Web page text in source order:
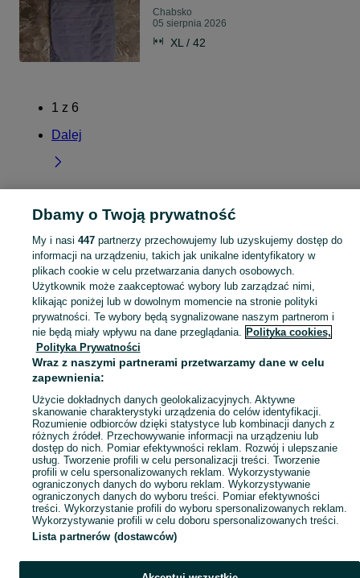
Chabsko
05 sierpnia 2026
XL / 42
1 z 6
Dalej
Strona główna Kujawsko-pomorskie Chabsko
KATEGORIA
Skorzystaj z największego serwisu ogłoszeniowego - Chabsko i okolice! Kupuj to, czego pragniesz i sprzedawaj to, czego już nie potrzebujesz! Zobacz
Mapa kategorii
Mapa miejscowości
Mapa ministron
Popularne wyszukiwania
Dbamy o Twoją prywatność
My i nasi 447partnerzy przechowujemy lub uzyskujemy dostęp do
informacji na urządzeniu, takich jak unikalne identyfikatory w
plikach cookie w celu przetwarzania danych osobowych.
Użytkownik może zaakceptować wybory lub zarządzać nimi,
klikając poniżej lub w dowolnym momencie na stronie polityki
prywatności. Te wybory będą sygnalizowane naszym partnerom i
nie będą miały wpływu na dane przeglądania. Polityka cookies,
Polityka Prywatności
Wraz z naszymi partnerami przetwarzamy dane w celu
zapewnienia:
Użycie dokładnych danych geolokalizacyjnych. Aktywne
skanowanie charakterystyki urządzenia do celów identyfikacji.
Rozumienie odbiorców dzięki statystyce lub kombinacji danych z
różnych źródeł. Przechowywanie informacji na urządzeniu lub
dostęp do nich. Pomiar efektywności reklam. Rozwój i ulepszanie
usług. Tworzenie profili w celu personalizacji treści. Tworzenie
profili w celu spersonalizowanych reklam. Wykorzystywanie
ograniczonych danych do wyboru reklam. Wykorzystywanie
ograniczonych danych do wyboru treści. Pomiar efektywności
treści. Wykorzystanie profili do wyboru spersonalizowanych reklam.
Wykorzystywanie profili w celu doboru spersonalizowanych treści.
Lista partnerów (dostawców)